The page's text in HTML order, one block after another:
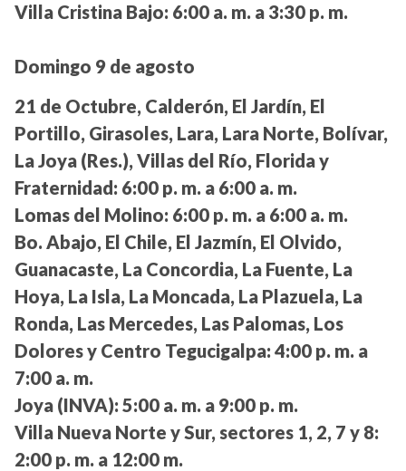
Villa Cristina Bajo: 6:00 a. m. a 3:30 p. m.
Domingo 9 de agosto
21 de Octubre, Calderón, El Jardín, El
Portillo, Girasoles, Lara, Lara Norte, Bolívar,
La Joya (Res.), Villas del Río, Florida y
Fraternidad: 6:00 p. m. a 6:00 a. m.
Lomas del Molino: 6:00 p. m. a 6:00 a. m.
Bo. Abajo, El Chile, El Jazmín, El Olvido,
Guanacaste, La Concordia, La Fuente, La
Hoya, La Isla, La Moncada, La Plazuela, La
Ronda, Las Mercedes, Las Palomas, Los
Dolores y Centro Tegucigalpa: 4:00 p. m. a
7:00 a. m.
Joya (INVA): 5:00 a. m. a 9:00 p. m.
Villa Nueva Norte y Sur, sectores 1, 2, 7 y 8:
2:00 p. m. a 12:00 m.